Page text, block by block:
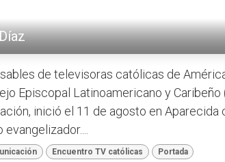
de televisoras católicas de
Episcopal Latinoamericano y Caribeño
inició el 11 de agosto en Aparecida
Encuentro TV católicas Portada